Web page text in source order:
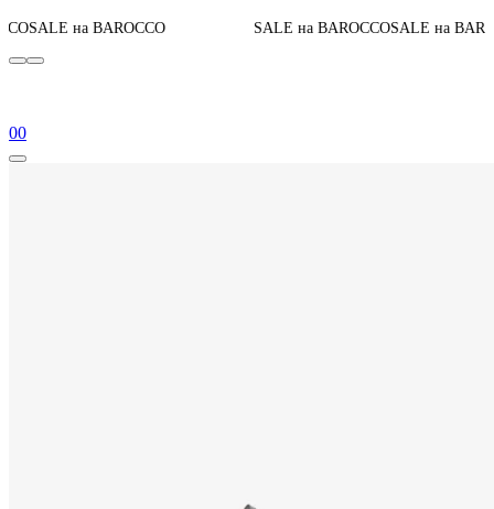
SALE на BAROCCOSALE на BAROCCOДо конца
00